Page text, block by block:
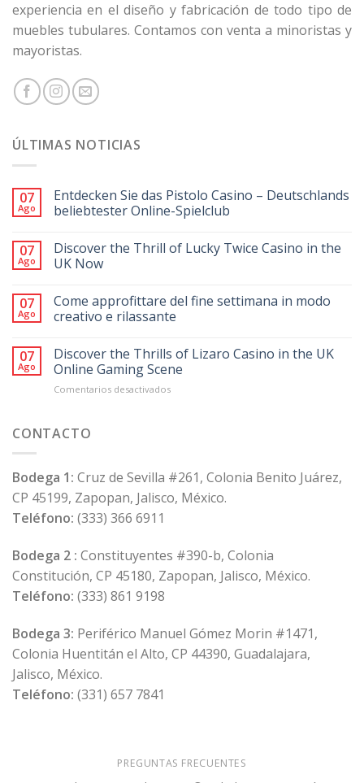
experiencia en el diseño y fabricación de todo tipo de
muebles tubulares. Contamos con venta a minoristas y
mayoristas.
ÚLTIMAS NOTICIAS
07
Ago
Entdecken Sie das Pistolo Casino – Deutschlands
beliebtester Online-Spielclub
07
Ago
Discover the Thrill of Lucky Twice Casino in the
UK Now
07
Ago
Come approfittare del fine settimana in modo
creativo e rilassante
07
Ago
Discover the Thrills of Lizaro Casino in the UK
Online Gaming Scene
Comentarios desactivadosen
Casino
in
the
Scene
CONTACTO
Bodega 1: Cruz de Sevilla #261, Colonia Benito Juárez,
CP 45199, Zapopan, Jalisco, México.
Teléfono: (333) 366 6911
Bodega 2 : Constituyentes #390-b, Colonia
Constitución, CP 45180, Zapopan, Jalisco, México.
Teléfono: (333) 861 9198
Bodega 3: Periférico Manuel Gómez Morin #1471,
Colonia Huentitán el Alto, CP 44390, Guadalajara,
Jalisco, México.
Teléfono: (331) 657 7841
PREGUNTAS FRECUENTES